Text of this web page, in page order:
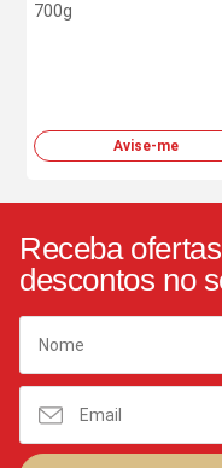
700g
Avise-me
Receba
descontos no